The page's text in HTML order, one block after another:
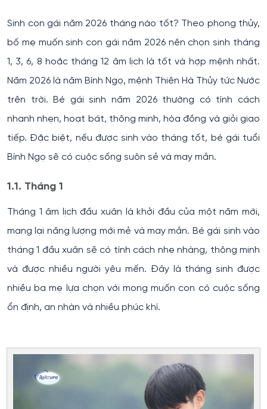
Sinh con gái năm 2026 tháng nào tốt? Theo phong thủy,
bố mẹ muốn sinh con gái năm 2026 nên chọn sinh tháng
1, 3, 6, 8 hoặc tháng 12 âm lịch là tốt và hợp mệnh nhất.
Năm 2026 là năm Bính Ngọ, mệnh Thiên Hà Thủy tức Nước
trên trời. Bé gái sinh năm 2026 thường có tính cách
nhanh nhẹn, hoạt bát, thông minh, hòa đồng và giỏi giao
tiếp. Đặc biệt, nếu được sinh vào tháng tốt, bé gái tuổi
Bính Ngọ sẽ có cuộc sống suôn sẻ và may mắn.
1.1. Tháng 1
Tháng 1 âm lịch đầu xuân là khởi đầu của một năm mới,
mang lại năng lượng mới mẻ và may mắn. Bé gái sinh vào
tháng 1 đầu xuân sẽ có tính cách nhẹ nhàng, thông minh
và được nhiều người yêu mến. Đây là tháng sinh được
nhiều ba mẹ lựa chọn với mong muốn con có cuộc sống
ổn định, an nhàn và nhiều phúc khí.